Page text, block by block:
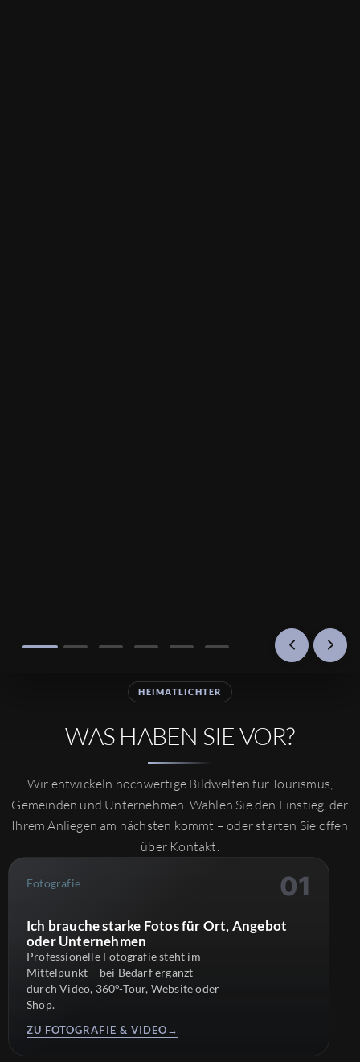
HEIMATLICHTER
WAS HABEN SIE VOR?
Wir entwickeln hochwertige Bildwelten für Tourismus,
Gemeinden und Unternehmen. Wählen Sie den Einstieg, der
Ihrem Anliegen am nächsten kommt – oder starten Sie offen
über Kontakt.
Fotografie
Ich brauche starke Fotos für Ort, Angebot
oder Unternehmen
Professionelle Fotografie steht im
Mittelpunkt – bei Bedarf ergänzt
durch Video, 360°-Tour, Website oder
Shop.
ZU FOTOGRAFIE & VIDEO→